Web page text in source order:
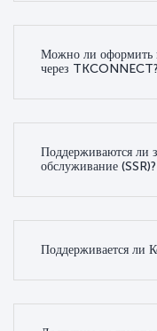
Можно ли оформить
через TKCONNECT?
Поддерживаются ли
обслуживание (SSR)?
Поддерживается ли